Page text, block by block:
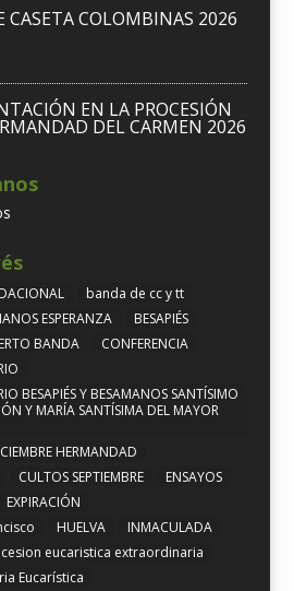
CASETA COLOMBINAS 2026
EN LA PROCESIÓN
DEL CARMEN 2026
banda de cc y tt
ESPERANZA
BESAPIÉS
BANDA
CONFERENCIA
BESAPIÉS Y BESAMANOS SANTÍSIMO
Y MARÍA SANTÍSIMA DEL MAYOR
HERMANDAD
CULTOS SEPTIEMBRE
ENSAYOS
EXPIRACIÓN
HUELVA
INMACULADA
eucaristica extraordinaria
Eucarística